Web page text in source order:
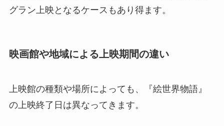
グラン上映となるケースもあり得ます。
映画館や地域による上映期間の違い
上映館の種類や場所によっても、『絵世界物語』
の上映終了日は異なってきます。